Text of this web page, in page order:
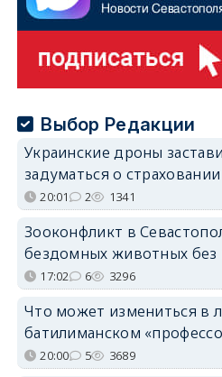
Выбор Редакции
Украинские дроны
задуматься о страховании
20:01 2 1341
Зооконфликт в
бездомных животных
17:02 6 3296
Что может измениться в
батилиманском
20:00 5 3689